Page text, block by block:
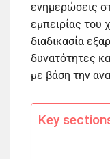
ενημερώσεις
εμπειρίας του
διαδικασία
δυνατότητες
με βάση την
Key